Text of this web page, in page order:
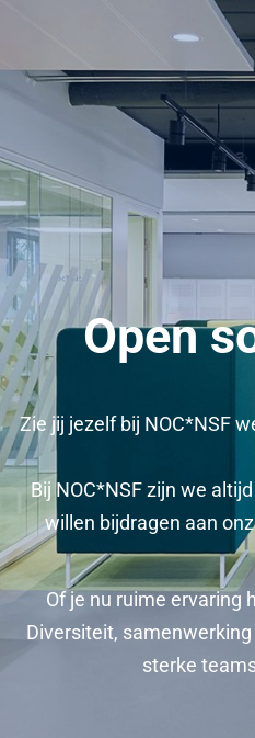
Open
Zie jij jezelf bij NOC*NSF
Bij NOC*NSF zijn we
willen bijdragen aan
Of je nu ruime ervaring
Diversiteit,
sterke